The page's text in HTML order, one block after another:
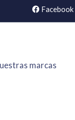
Facebook
marcas